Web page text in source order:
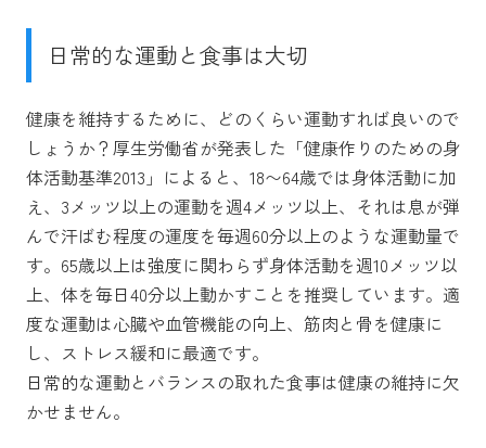
日常的な運動と食事は大切
健康を維持するために、どのくらい運動すれば良いので
しょうか？厚生労働省が発表した「健康作りのための身
体活動基準2013」によると、18〜64歳では身体活動に加
え、3メッツ以上の運動を週4メッツ以上、それは息が弾
んで汗ばむ程度の運度を毎週60分以上のような運動量で
す。65歳以上は強度に関わらず身体活動を週10メッツ以
上、体を毎日40分以上動かすことを推奨しています。適
度な運動は心臓や血管機能の向上、筋肉と骨を健康に
し、ストレス緩和に最適です。
日常的な運動とバランスの取れた食事は健康の維持に欠
かせません。